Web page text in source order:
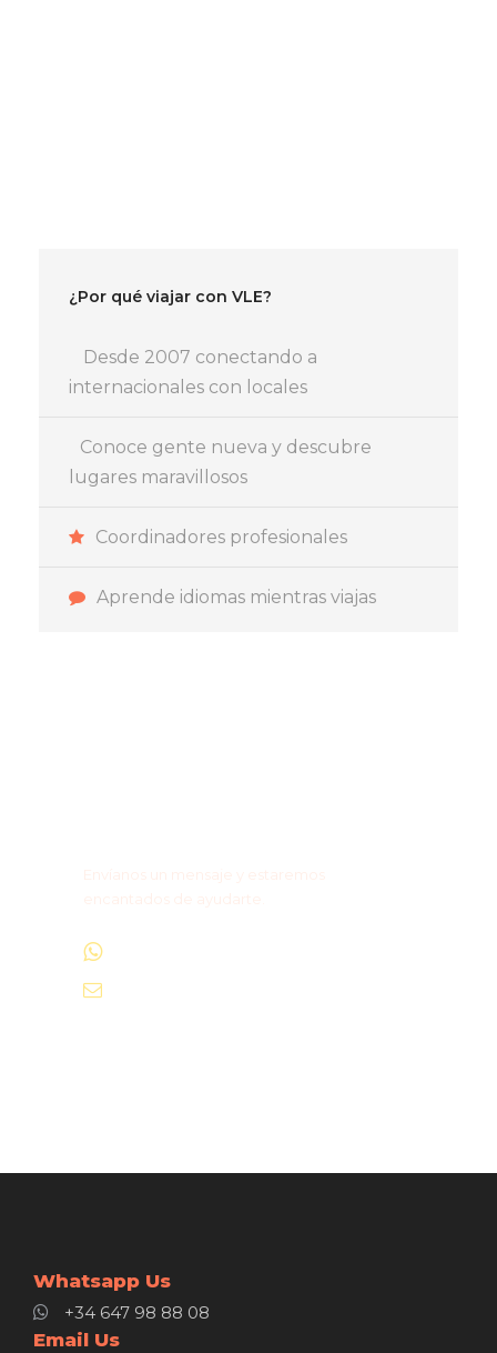
¿Por qué viajar con VLE?
Desde 2007 conectando a
internacionales con locales
Conoce gente nueva y descubre
lugares maravillosos
Coordinadores profesionales
Aprende idiomas mientras viajas
Whatsapp Us
+34 647 98 88 08
Email Us